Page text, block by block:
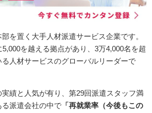
部を置く大手人材派遣サービス企業です。
を越える拠点があり、3万4,000名を超
人材サービスのグローバルリーダーで
績と人気が有り、第29回派遣スタッフ満
派遣会社の中で 「再就業率（今後もこの